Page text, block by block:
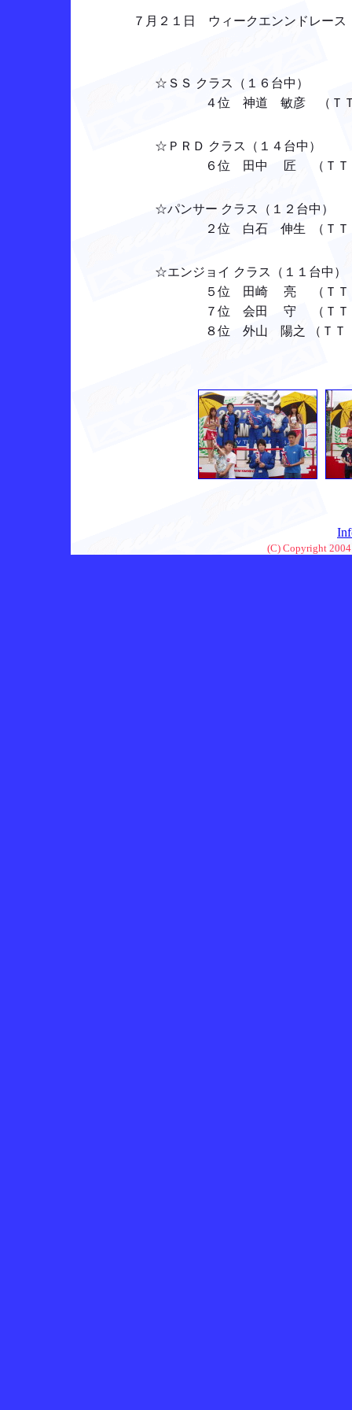
７月２１日 ウィークエンンドレース
☆ＳＳ クラス（１６台中）
４位 神道 敏彦 （ＴＴ： ８位
☆ＰＲＤ クラス（１４台中）
６位 田中 匠 （ＴＴ： ７位
☆パンサー クラス（１２台中）
２位 白石 伸生 （ＴＴ： ５
☆エンジョイ クラス（１１台中）
５位 田崎 亮 （ＴＴ： ３
７位 会田 守 （ＴＴ： ７
８位 外山 陽之 （ＴＴ： ９
(C) Copyright